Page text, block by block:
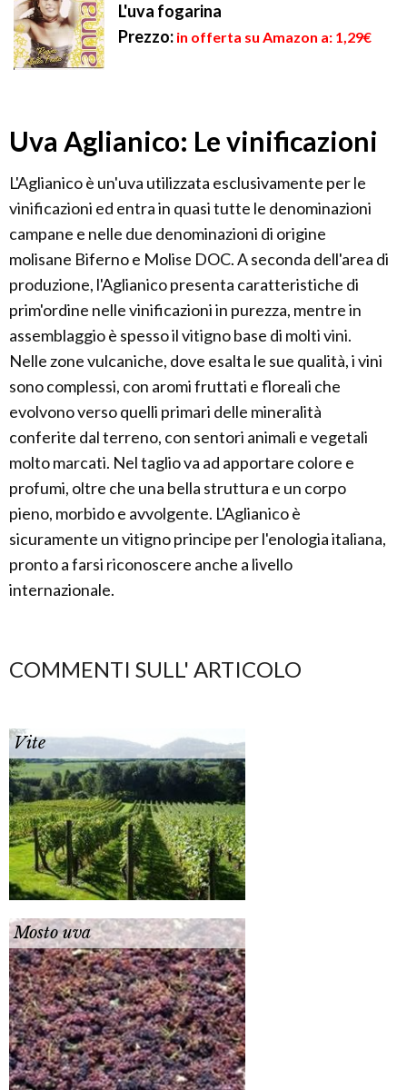
L'uva fogarina
Prezzo: in offerta su Amazon a: 1,29€
Uva Aglianico: Le vinificazioni
L'Aglianico è un'uva utilizzata esclusivamente per le
vinificazioni ed entra in quasi tutte le denominazioni
campane e nelle due denominazioni di origine
molisane Biferno e Molise DOC. A seconda dell'area di
produzione, l'Aglianico presenta caratteristiche di
prim'ordine nelle vinificazioni in purezza, mentre in
assemblaggio è spesso il vitigno base di molti vini.
Nelle zone vulcaniche, dove esalta le sue qualità, i vini
sono complessi, con aromi fruttati e floreali che
evolvono verso quelli primari delle mineralità
conferite dal terreno, con sentori animali e vegetali
molto marcati. Nel taglio va ad apportare colore e
profumi, oltre che una bella struttura e un corpo
pieno, morbido e avvolgente. L'Aglianico è
sicuramente un vitigno principe per l'enologia italiana,
pronto a farsi riconoscere anche a livello
internazionale.
COMMENTI SULL' ARTICOLO
Vite
Mosto uva